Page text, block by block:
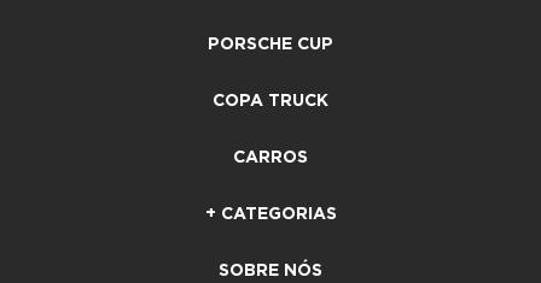
PORSCHE CUP
COPA TRUCK
CARROS
+ CATEGORIAS
SOBRE NÓS